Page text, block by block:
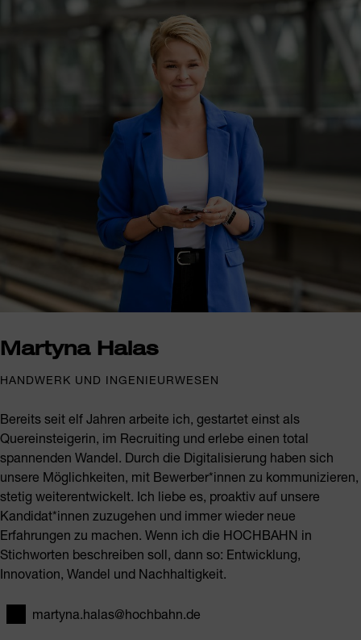
Martyna Halas
HANDWERK UND INGENIEURWESEN
Bereits seit elf Jahren arbeite ich, gestartet einst als
Quereinsteigerin, im Recruiting und erlebe einen total
spannenden Wandel. Durch die Digitalisierung haben sich
unsere Möglichkeiten, mit Bewerber*innen zu kommunizieren,
stetig weiterentwickelt. Ich liebe es, proaktiv auf unsere
Kandidat*innen zuzugehen und immer wieder neue
Erfahrungen zu machen. Wenn ich die HOCHBAHN in
Stichworten beschreiben soll, dann so: Entwicklung,
Innovation, Wandel und Nachhaltigkeit.
E-Mail
martyna.halas@hochbahn.de